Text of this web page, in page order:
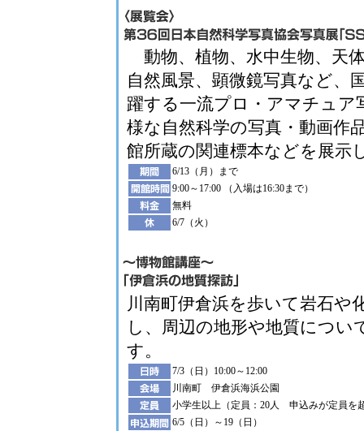
動物、植物、水中生物、天
自然風景、顕微鏡写真など、
躍する一流プロ・アマチュア
様な自然科学の写真・動画作
館所蔵の関連標本などを展示
6/13（月）まで
9:00～17:00 （入場は16:30まで）
無料
6/7（火）
川南町伊倉浜を歩いて岩石や
し、周辺の地形や地質につい
す。
7/3（日）10:00～12:00
川南町 伊倉浜海浜公園
小学生以上（定員：20人 申込みが定員を
6/5（日）～19（日）